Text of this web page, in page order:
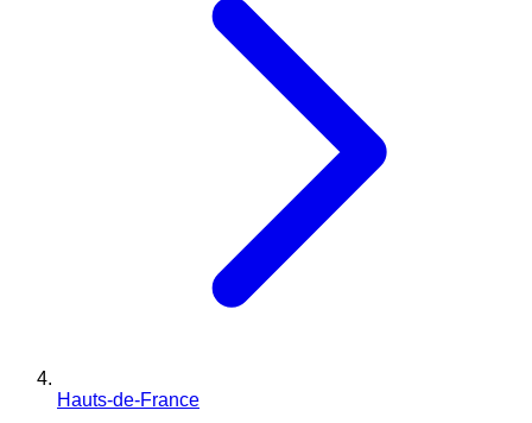
Hauts-de-France